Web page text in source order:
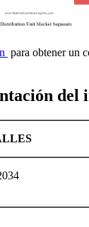
para obtener un
del